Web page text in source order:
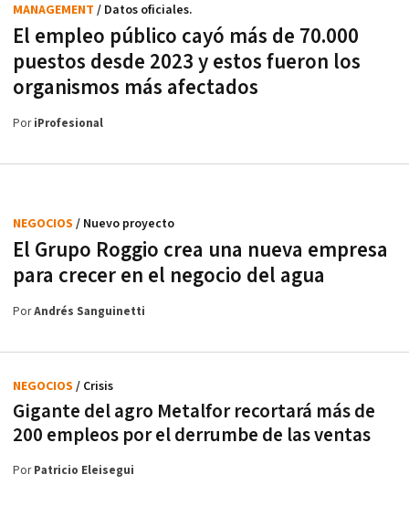
El empleo público cayó más de 70.000
puestos desde 2023 y estos fueron los
organismos más afectados
MANAGEMENT / Datos oficiales.
PoriProfesional
El Grupo Roggio crea una nueva empresa
para crecer en el negocio del agua
NEGOCIOS / Nuevo proyecto
PorAndrés Sanguinetti
Gigante del agro Metalfor recortará más de
200 empleos por el derrumbe de las ventas
NEGOCIOS / Crisis
PorPatricio Eleisegui